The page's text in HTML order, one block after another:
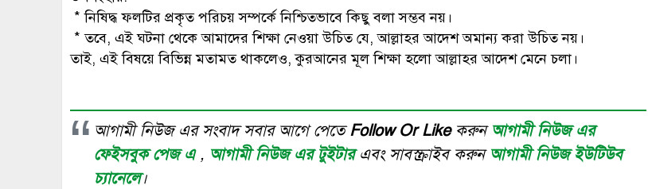
* নিষিদ্ধ ফলটির প্রকৃত পরিচয় সম্পর্কে নিশ্চিতভাবে কিছু বলা সম্ভব নয়।
* তবে, এই ঘটনা থেকে আমাদের শিক্ষা নেওয়া উচিত যে, আল্লাহর আদেশ অমান্য করা উচিত নয়।
তাই, এই বিষয়ে বিভিন্ন মতামত থাকলেও, কুরআনের মূল শিক্ষা হলো আল্লাহর আদেশ মেনে চলা।
আগামী নিউজ এর সংবাদ সবার আগে পেতেFollow Or Likeকরুন আগামী নিউজ এর
ফেইসবুক পেজ এ , আগামী নিউজ এর টুইটারএবং সাবস্ক্রাইব করুন আগামী নিউজ ইউটিউব
চ্যানেলে।